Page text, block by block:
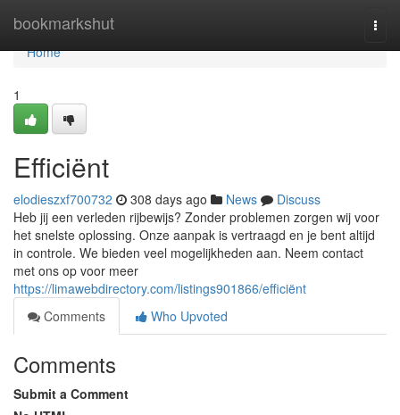
bookmarkshut
Home
Home
1
Efficiënt
elodieszxf700732 308 days ago News
Discuss
Heb jij een verleden rijbewijs? Zonder problemen zorgen wij voor
het snelste oplossing. Onze aanpak is vertraagd en je bent altijd
in controle. We bieden veel mogelijkheden aan. Neem contact
met ons op voor meer
https://limawebdirectory.com/listings901866/efficiënt
Comments
Who Upvoted
Comments
Submit a Comment